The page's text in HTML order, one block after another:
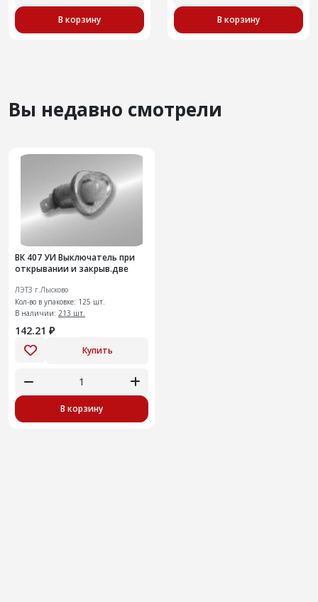
В корзину В корзину
Вы недавно смотрели
ВК 407 УИ Выключатель при
открывании и закрыв.две
ЛЭТЗ г.Лысково
Кол-во в упаковке: 125 шт.
В наличии: 213 шт.
142.21 ₽
Купить
В корзину